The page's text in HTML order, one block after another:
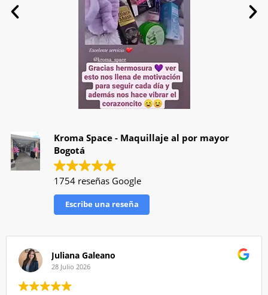
Kroma Space - Maquillaje al por mayor
Bogotá
1754 reseñas Google
Escribe una reseña
Juliana Galeano
28 Julio 2026